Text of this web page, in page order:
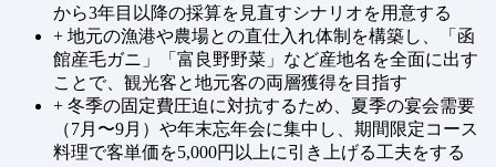
から3年目以降の採算を見直すシナリオを用意する
+ 地元の漁港や農場との直仕入れ体制を構築し、「函
館産毛ガニ」「富良野野菜」など産地名を全面に出す
ことで、観光客と地元客の両層獲得を目指す
+ 冬季の固定費圧迫に対抗するため、夏季の宴会需要
（7月〜9月）や年末忘年会に集中し、期間限定コース
料理で客単価を5,000円以上に引き上げる工夫をする